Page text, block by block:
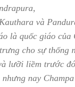
và
là quốc giáo của
cho sự thống
lưỡi liềm trước
nay